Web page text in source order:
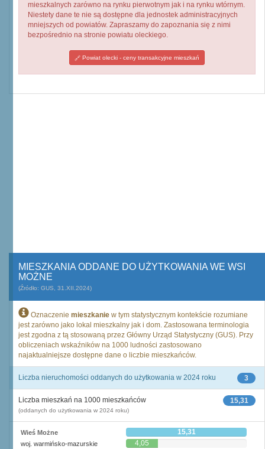
mieszkalnych zarówno na rynku pierwotnym jak i na rynku wtórnym.
Niestety dane te nie są dostępne dla jednostek administracyjnych
mniejszych od powiatów. Zapraszamy do zapoznania się z nimi
bezpośrednio na stronie powiatu oleckiego.
Powiat olecki - ceny transakcyjne mieszkań
MIESZKANIA ODDANE DO UŻYTKOWANIA WE WSI
MOŻNE
(Źródło: GUS, 31.XII.2024)
Oznaczenie mieszkanie w tym statystycznym kontekście rozumiane
jest zarówno jako lokal mieszkalny jak i dom. Zastosowana terminologia
jest zgodna z tą stosowaną przez Główny Urząd Statystyczny (GUS). Przy
obliczeniach wskaźników na 1000 ludności zastosowano
najaktualniejsze dostępne dane o liczbie mieszkańców.
3
Liczba nieruchomości oddanych do użytkowania w 2024 roku
15,31
Liczba mieszkań na 1000 mieszkańców
(oddanych do użytkowania w 2024 roku)
Wieś Możne 15,31
woj. warmińsko-mazurskie 4,05